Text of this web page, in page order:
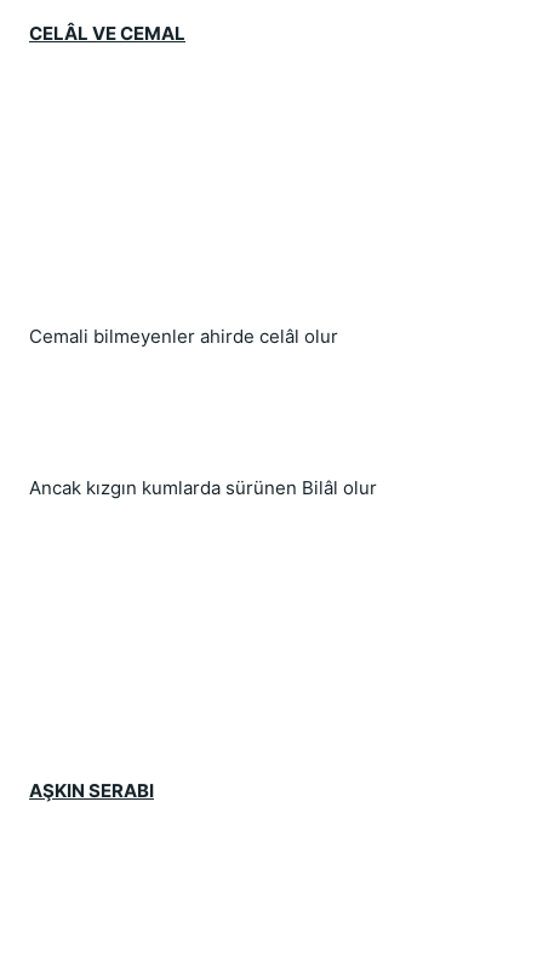
CELÂL VE CEMAL
Cemali bilmeyenler ahirde celâl olur
Ancak kızgın kumlarda sürünen Bilâl olur
AŞKIN SERABI